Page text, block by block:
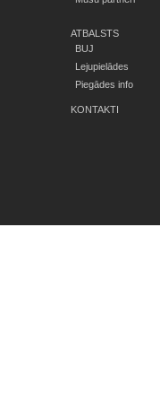
ATBALSTS
BUJ
Lejupielādes
Piegādes info
KONTAKTI